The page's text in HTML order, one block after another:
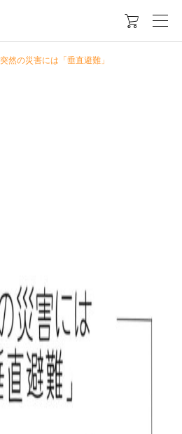

突然の災害には「垂直避難」